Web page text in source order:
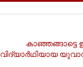
കാഞ്ഞങ്ങാട്ടെ
വിദ്യാർഥിയായ